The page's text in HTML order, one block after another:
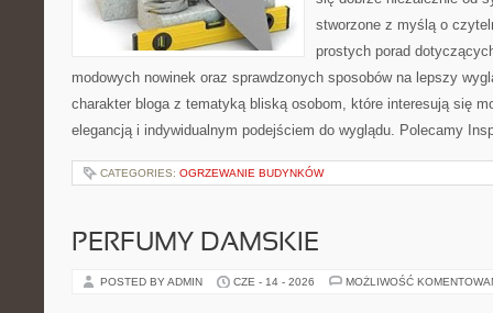
stworzone z myślą o
prostych porad
modowych nowinek oraz sprawdzonych sposobów na lepszy
charakter bloga z tematyką bliską osobom, które interesują się
elegancją i indywidualnym podejściem do wyglądu. Polecamy
CATEGORIES: OGRZEWANIE BUDYNKÓW
PERFUMY DAMSKIE
POSTED BY ADMIN CZE - 14 - 2026 MOŻLIWOŚĆ